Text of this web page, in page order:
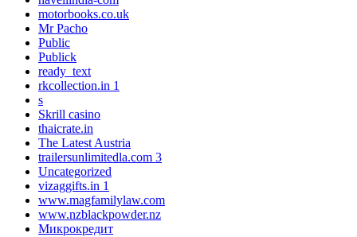
motorbooks.co.uk
Mr Pacho
Public
Publick
ready_text
rkcollection.in 1
s
Skrill casino
thaicrate.in
The Latest Austria
trailersunlimitedla.com 3
Uncategorized
vizaggifts.in 1
www.magfamilylaw.com
www.nzblackpowder.nz
Микрокредит